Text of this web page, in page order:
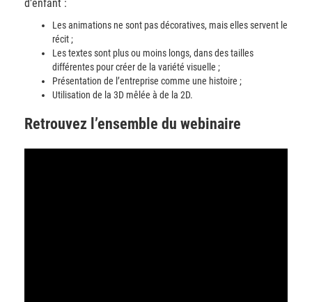
d’enfant :
Les animations ne sont pas décoratives, mais elles servent le
récit ;
Les textes sont plus ou moins longs, dans des tailles
différentes pour créer de la variété visuelle ;
Présentation de l’entreprise comme une histoire ;
Utilisation de la 3D mêlée à de la 2D.
Retrouvez l’ensemble du webinaire